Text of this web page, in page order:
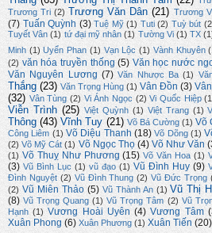
Trương Tri (2) Trương Văn Dân (21) Trương
(7) Tuấn Quỳnh (3) Tuệ Mỹ (1) Tuti (2) Tuỳ bút
Tuyết Vân (1) tứ đại mỹ nhân (1) Tường Vi (1) TX
Minh (1) Uyển Phan (1) Vạn Lộc (1) Vành Khuyên
(2) văn hóa truyền thống (5) Văn học nước
Văn Nguyên Lương (7) Văn Nhược Ba (1)
Thắng (23) Văn Trọng Hùng (1) Vân Đồn (3)
(32) Vân Tùng (2) Vi Ánh Ngọc (2) Vi Quốc Hiệp
Viễn Trình (25) Việt Quỳnh (1) Việt Trang (1)
Thông (43) Vĩnh Tuy (21) Võ Bá Cường (1) Võ
Công Liêm (1) Võ Diệu Thanh (18) Võ Dõng (1)
(2) Võ Mỹ Cát (1) Võ Ngọc Thọ (4) Võ Như Văn
(1) Võ Thuỵ Như Phương (15) Võ Văn Hoa (1)
(3) Vũ Bình Lục (1) vũ đạo (1) Vũ Đình Huy (9)
Đình Nguyệt (2) Vũ Đình Thung (2) Vũ Đức Trọng
(2) Vũ Miên Thảo (5) Vũ Thành An (1) Vũ Thị
(8) Vũ Trọng Quang (1) Vũ Trọng Tâm (2) Vũ
Hạnh (1) Vương Hoài Uyên (4) Vương Tâm
Xuân Phong (6) Xuân Phương (1) Xuân Tiến (20)